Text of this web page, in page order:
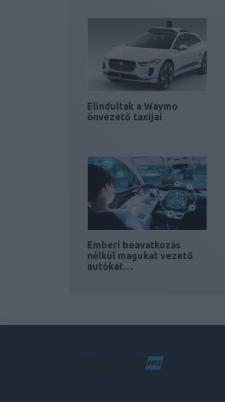
Elindultak a Waymo
önvezető taxijai
Emberi beavatkozás
nélkül magukat vezető
autókat…